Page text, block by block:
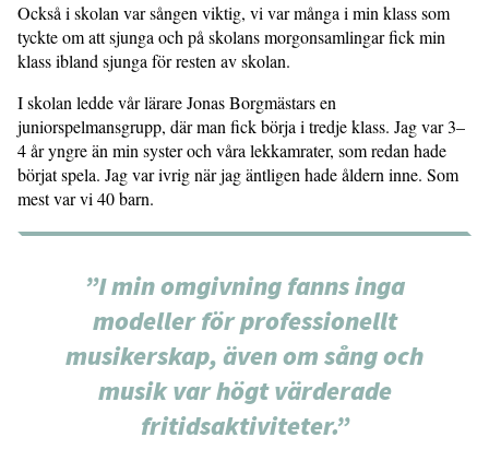
Också i skolan var sången viktig, vi var många i min klass som
tyckte om att sjunga och på skolans morgonsamlingar fick min
klass ibland sjunga för resten av skolan.
I skolan ledde vår lärare Jonas Borgmästars en
juniorspelmansgrupp, där man fick börja i tredje klass. Jag var 3–
4 år yngre än min syster och våra lekkamrater, som redan hade
börjat spela. Jag var ivrig när jag äntligen hade åldern inne. Som
mest var vi 40 barn.
”I min omgivning fanns inga
modeller för professionellt
musikerskap, även om sång och
musik var högt värderade
fritidsaktiviteter.”